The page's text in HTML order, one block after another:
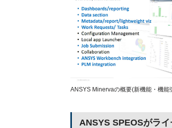
ANSYS Minervaの概要(新機能・機
ANSYS SPEOSがラ